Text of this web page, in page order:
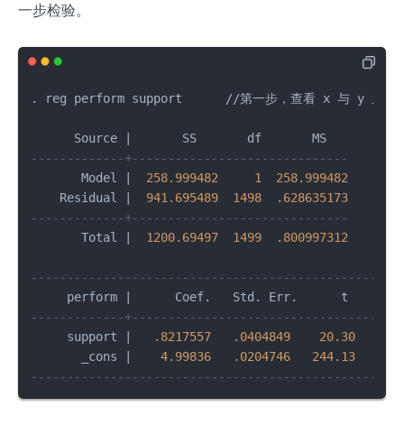
一步检验。
. reg perform support //第一步，查看 x 与 y 之间
      Source
SS       df       MS
-------------+------------------------------
       Model
258.999482 1 258.999482
    Residual
941.695489 1498 .628635173
-------------+------------------------------
       Total
1200.69497 1499 .800997312
     perform
      Coef.   Std. Err.      t    P
-------------
     support
.8217557 .0404849 20.30
       _cons
4.99836 .0204746 244.13